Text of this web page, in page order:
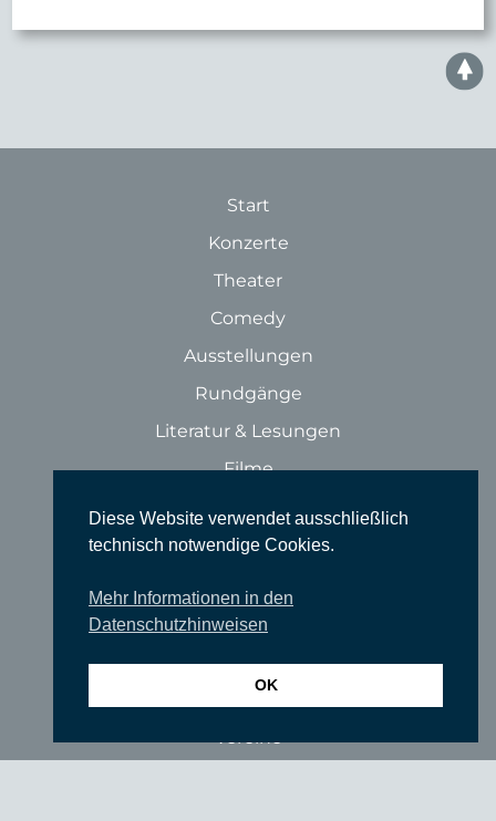
Start
Konzerte
Theater
Comedy
Ausstellungen
Rundgänge
Literatur & Lesungen
Filme
Sonstige Veranstaltungen
Locations
Wir über uns
Newsletter
Vereine
Diese Website verwendet ausschließlich
technisch notwendige Cookies.
Mehr Informationen in den
Datenschutzhinweisen
OK